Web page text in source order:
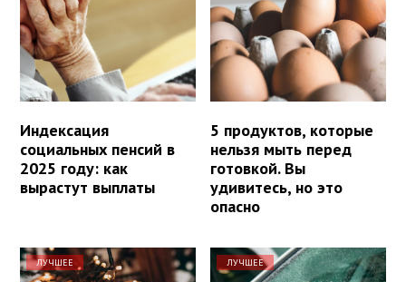
Индексация
социальных пенсий в
2025 году: как
вырастут выплаты
5 продуктов, которые
нельзя мыть перед
готовкой. Вы
удивитесь, но это
опасно
ЛУЧШЕЕ ЛУЧШЕЕ